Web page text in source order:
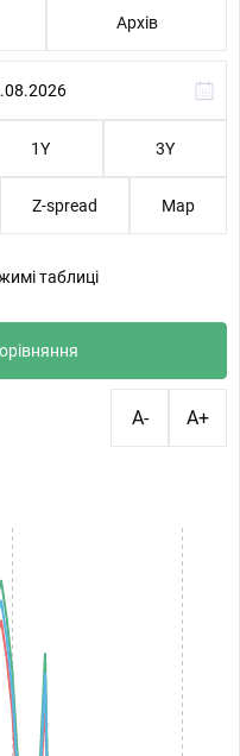
Архів
1Y 3Y
Z-spread Map
таблиці
A- A+